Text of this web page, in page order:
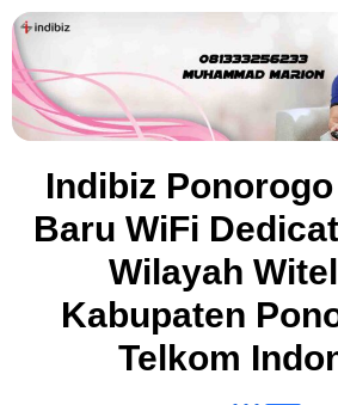
Indibiz
Baru WiFi
Wilayah
Kabupaten
Telkom